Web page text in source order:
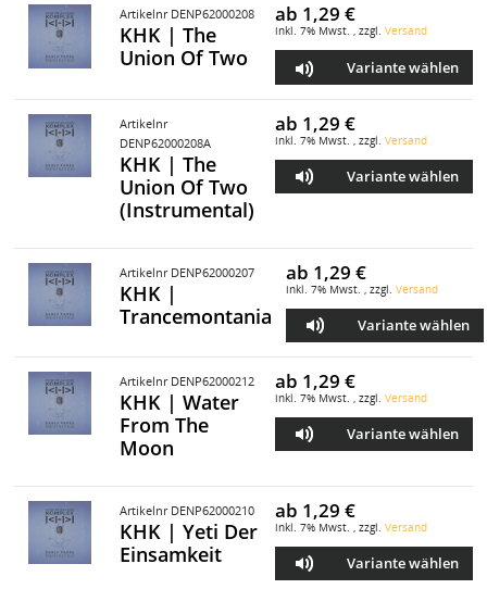
Artikelnr DENP62000208
KHK | The
Union Of Two
ab 1,29 €
inkl. 7% Mwst. , zzgl. Versand
Variante wählen
Artikelnr
DENP62000208A
KHK | The
Union Of Two
(Instrumental)
ab 1,29 €
inkl. 7% Mwst. , zzgl. Versand
Variante wählen
Artikelnr DENP62000207
KHK |
Trancemontania
ab 1,29 €
inkl. 7% Mwst. , zzgl.Versand
Variante wählen
Artikelnr DENP62000212
KHK | Water
From The
Moon
ab 1,29 €
inkl. 7% Mwst. , zzgl. Versand
Variante wählen
Artikelnr DENP62000210
KHK | Yeti Der
Einsamkeit
ab 1,29 €
inkl. 7% Mwst. , zzgl. Versand
Variante wählen